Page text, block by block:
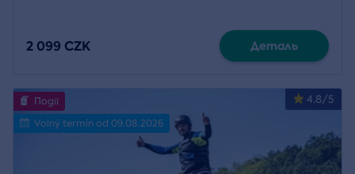
2 099 CZK Деталь
4.8/5
Події
Volný termín od 09.08.2026